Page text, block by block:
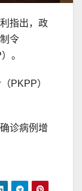
指出，政
令
。
PKPP）
诊病例增